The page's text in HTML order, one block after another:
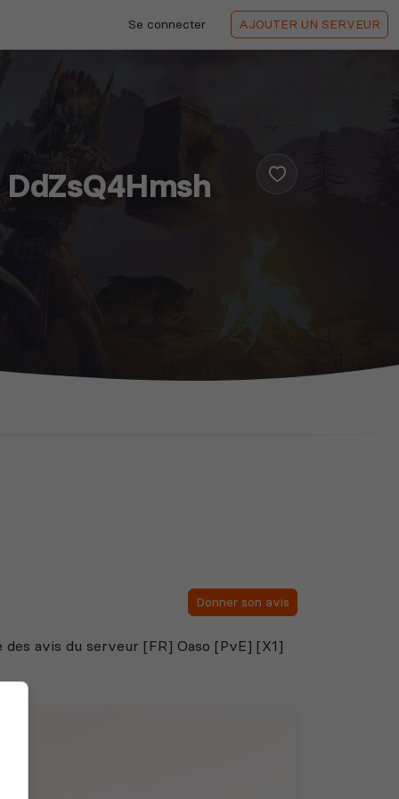
Se connecter AJOUTER UN SERVEUR
Donner son avis
avis du serveur [FR] Oaso [PvE] [X1]